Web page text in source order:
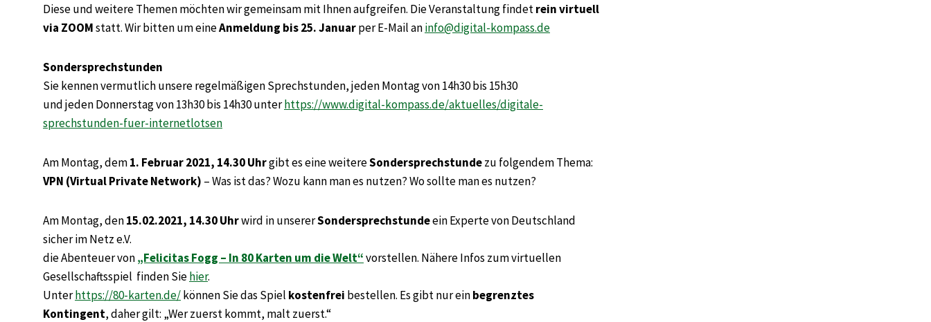
Diese und weitere Themen möchten wir gemeinsam mit Ihnen aufgreifen. Die Veranstaltung findetrein virtuell
via ZOOMstatt. Wir bitten um eineAnmeldung bis 25. Januarper E-Mail aninfo@digital-kompass.de
Sondersprechstunden
Sie kennen vermutlich unsere regelmäßigen Sprechstunden, jeden Montag von 14h30 bis 15h30
und jeden Donnerstag von 13h30 bis 14h30 unterhttps://www.digital-kompass.de/aktuelles/digitale-
sprechstunden-fuer-internetlotsen
Am Montag, dem1. Februar 2021, 14.30 Uhrgibt es eine weitereSondersprechstundezu folgendem Thema:
VPN (Virtual Private Network) – Was ist das? Wozu kann man es nutzen? Wo sollte man es nutzen?
Am Montag, den15.02.2021, 14.30 Uhrwird in unsererSondersprechstundeein Experte von Deutschland
sicher im Netz e.V.
die Abenteuer von„Felicitas Fogg – In 80 Karten um die Welt“vorstellen. Nähere Infos zum virtuellen
Gesellschaftsspiel finden Siehier.
Unterhttps://80-karten.de/können Sie das Spiel kostenfrei bestellen. Es gibt nur einbegrenztes
Kontingent, daher gilt: „Wer zuerst kommt, malt zuerst.“